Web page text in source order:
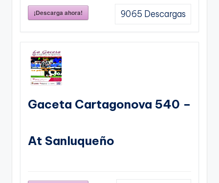
¡Descarga ahora! 9065 Descargas
Gaceta Cartagonova 540 –
At Sanluqueño